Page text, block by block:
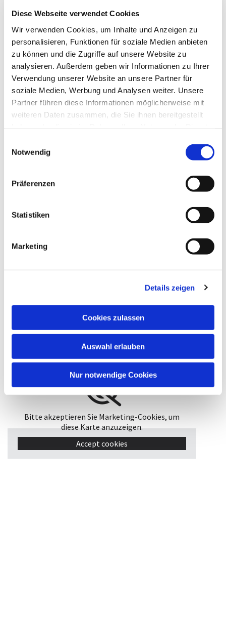
Diese Webseite verwendet Cookies
Wir verwenden Cookies, um Inhalte und Anzeigen zu
personalisieren, Funktionen für soziale Medien anbieten
zu können und die Zugriffe auf unsere Website zu
analysieren. Außerdem geben wir Informationen zu Ihrer
Verwendung unserer Website an unsere Partner für
soziale Medien, Werbung und Analysen weiter. Unsere
Partner führen diese Informationen möglicherweise mit
weiteren Daten zusammen, die Sie ihnen bereitgestellt
Notwendig
Präferenzen
Statistiken
Marketing
Details zeigen
Cookies zulassen
Auswahl erlauben
Nur notwendige Cookies
0234 94344-0
bo-kg-bochum-suedwest@ekvw.de
Jochen-Klepper-Haus Goldhamme
Bitte akzeptieren Sie Marketing-Cookies, um
Bitte akzeptieren Sie Marketing-Cookies, um
diese Karte anzuzeigen.
Accept cookies